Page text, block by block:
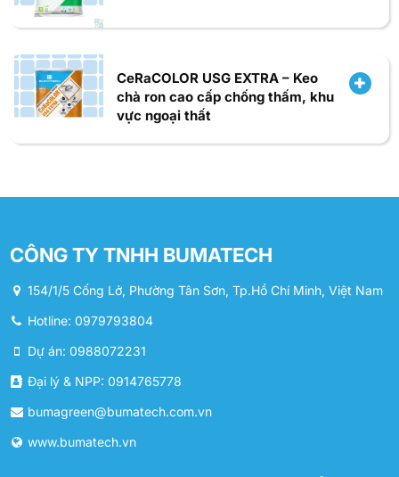
CeRaCOLOR USG EXTRA – Keo
chà ron cao cấp chống thấm, khu
vực ngoại thất
CÔNG TY TNHH BUMATECH
154/1/5 Cống Lở, Phường Tân Sơn, Tp.Hồ Chí Minh, Việt Nam
Hotline: 0979793804
Dự án: 0988072231
Đại lý & NPP: 0914765778
bumagreen@bumatech.com.vn
www.bumatech.vn